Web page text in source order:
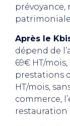
Après le
dépend de
69€ HT/
prestations
HT/mois,
commerce,
restauration